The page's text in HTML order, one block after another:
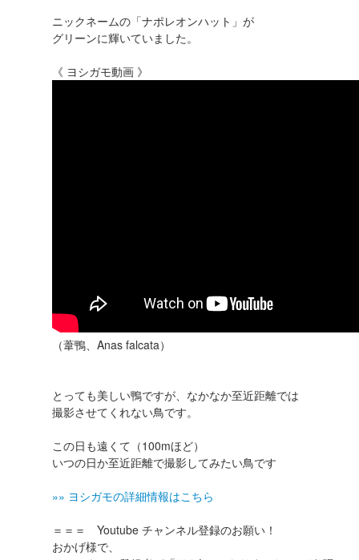
ニックネームの「ナポレオンハット」が
グリーンに輝いていました。
《 ヨシガモ動画 》
（葦鴨、Anas falcata）
とっても美しい鴨ですが、なかなか至近距離では
撮影させてくれない鳥です。
この日も遠くて（100mほど）
いつの日か至近距離で撮影してみたい鳥です
»» ヨシガモの詳細情報はこちら
＝＝＝ Youtube チャンネル登録のお願い！
おかげ様で、